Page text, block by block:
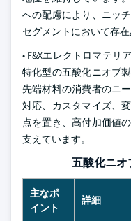
への配慮により、ニッ
セグメントにおいて存在
• F&Xエレクトロマテリ
特化型の五酸化ニオブ
先端材料の消費者のニ
対応、カスタマイズ、
点を置き、高付加価値
支えています。
五酸化ニオ
主なポ
イント
詳細